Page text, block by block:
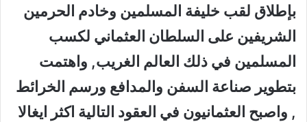
بإطلاق لقب خليفة المسلمين وخادم الحرمين
الشريفين على السلطان العثماني لكسب
المسلمين في ذلك العالم الغريب, واهتمت
بتطوير صناعة السفن والمدافع ورسم الخرائط
, واصبح العثمانيون في العقود التالية اكثر ايغالا